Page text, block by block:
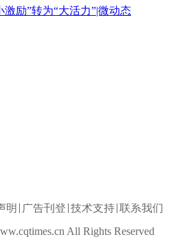
励”转为“大活力”|微动态
明 广告刊登 技术支持 联系我们
All Rights Reserved